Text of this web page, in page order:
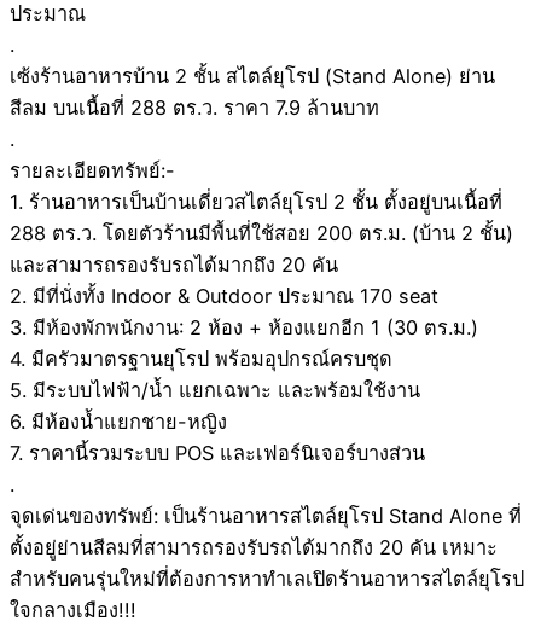
ประมาณ
.
เซ้งร้านอาหารบ้าน 2 ชั้น สไตล์ยุโรป (Stand Alone) ย่าน
สีลม บนเนื้อที่ 288 ตร.ว. ราคา 7.9 ล้านบาท
.
รายละเอียดทรัพย์:-
1. ร้านอาหารเป็นบ้านเดี่ยวสไตล์ยุโรป 2 ชั้น ตั้งอยู่บนเนื้อที่
288 ตร.ว. โดยตัวร้านมีพื้นที่ใช้สอย 200 ตร.ม. (บ้าน 2 ชั้น)
และสามารถรองรับรถได้มากถึง 20 คัน
2. มีที่นั่งทั้ง Indoor & Outdoor ประมาณ 170 seat
3. มีห้องพักพนักงาน: 2 ห้อง + ห้องแยกอีก 1 (30 ตร.ม.)
4. มีครัวมาตรฐานยุโรป พร้อมอุปกรณ์ครบชุด
5. มีระบบไฟฟ้า/น้ำ แยกเฉพาะ และพร้อมใช้งาน
6. มีห้องน้ำแยกชาย-หญิง
7. ราคานี้รวมระบบ POS และเฟอร์นิเจอร์บางส่วน
.
จุดเด่นของทรัพย์: เป็นร้านอาหารสไตล์ยุโรป Stand Alone ที่
ตั้งอยู่ย่านสีลมที่สามารถรองรับรถได้มากถึง 20 คัน เหมาะ
สำหรับคนรุ่นใหม่ที่ต้องการหาทำเลเปิดร้านอาหารสไตล์ยุโรป
ใจกลางเมือง!!!